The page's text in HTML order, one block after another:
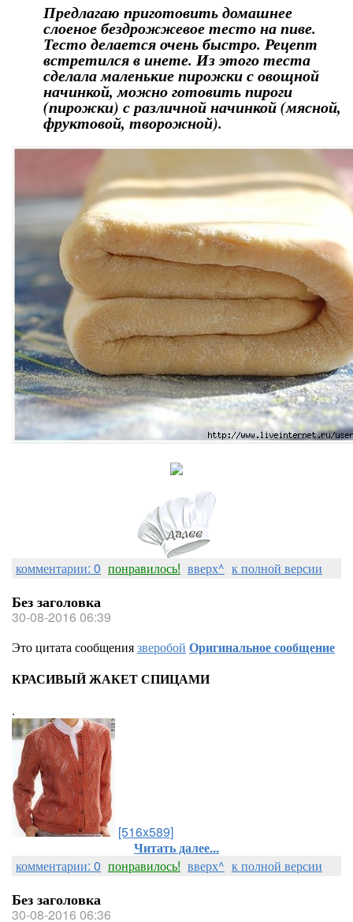
Предлагаю приготовить домашнее
слоеное бездрожжевое тесто на пиве.
Тесто делается очень быстро. Рецепт
встретился в инете. Из этого теста
сделала маленькие пирожки с овощной
начинкой, можно готовить пироги
(пирожки) с различной начинкой (мясной,
фруктовой, творожной).
комментарии: 0 понравилось! вверх^ к полной версии
Без заголовка
30-08-2016 06:39
Это цитата сообщениязверобой Оригинальное сообщение
КРАСИВЫЙ ЖАКЕТ СПИЦАМИ
.
[516x589]
Читать далее...
комментарии: 0 понравилось! вверх^ к полной версии
Без заголовка
30-08-2016 06:36